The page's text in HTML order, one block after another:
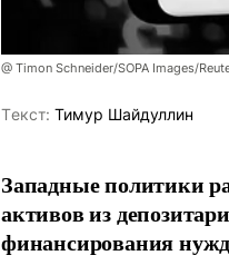
@ Timon Schneider/SOPA Images/
Tекст: Тимур Шайдуллин
Западные политики
активов из
финансирования